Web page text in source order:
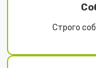
Строго